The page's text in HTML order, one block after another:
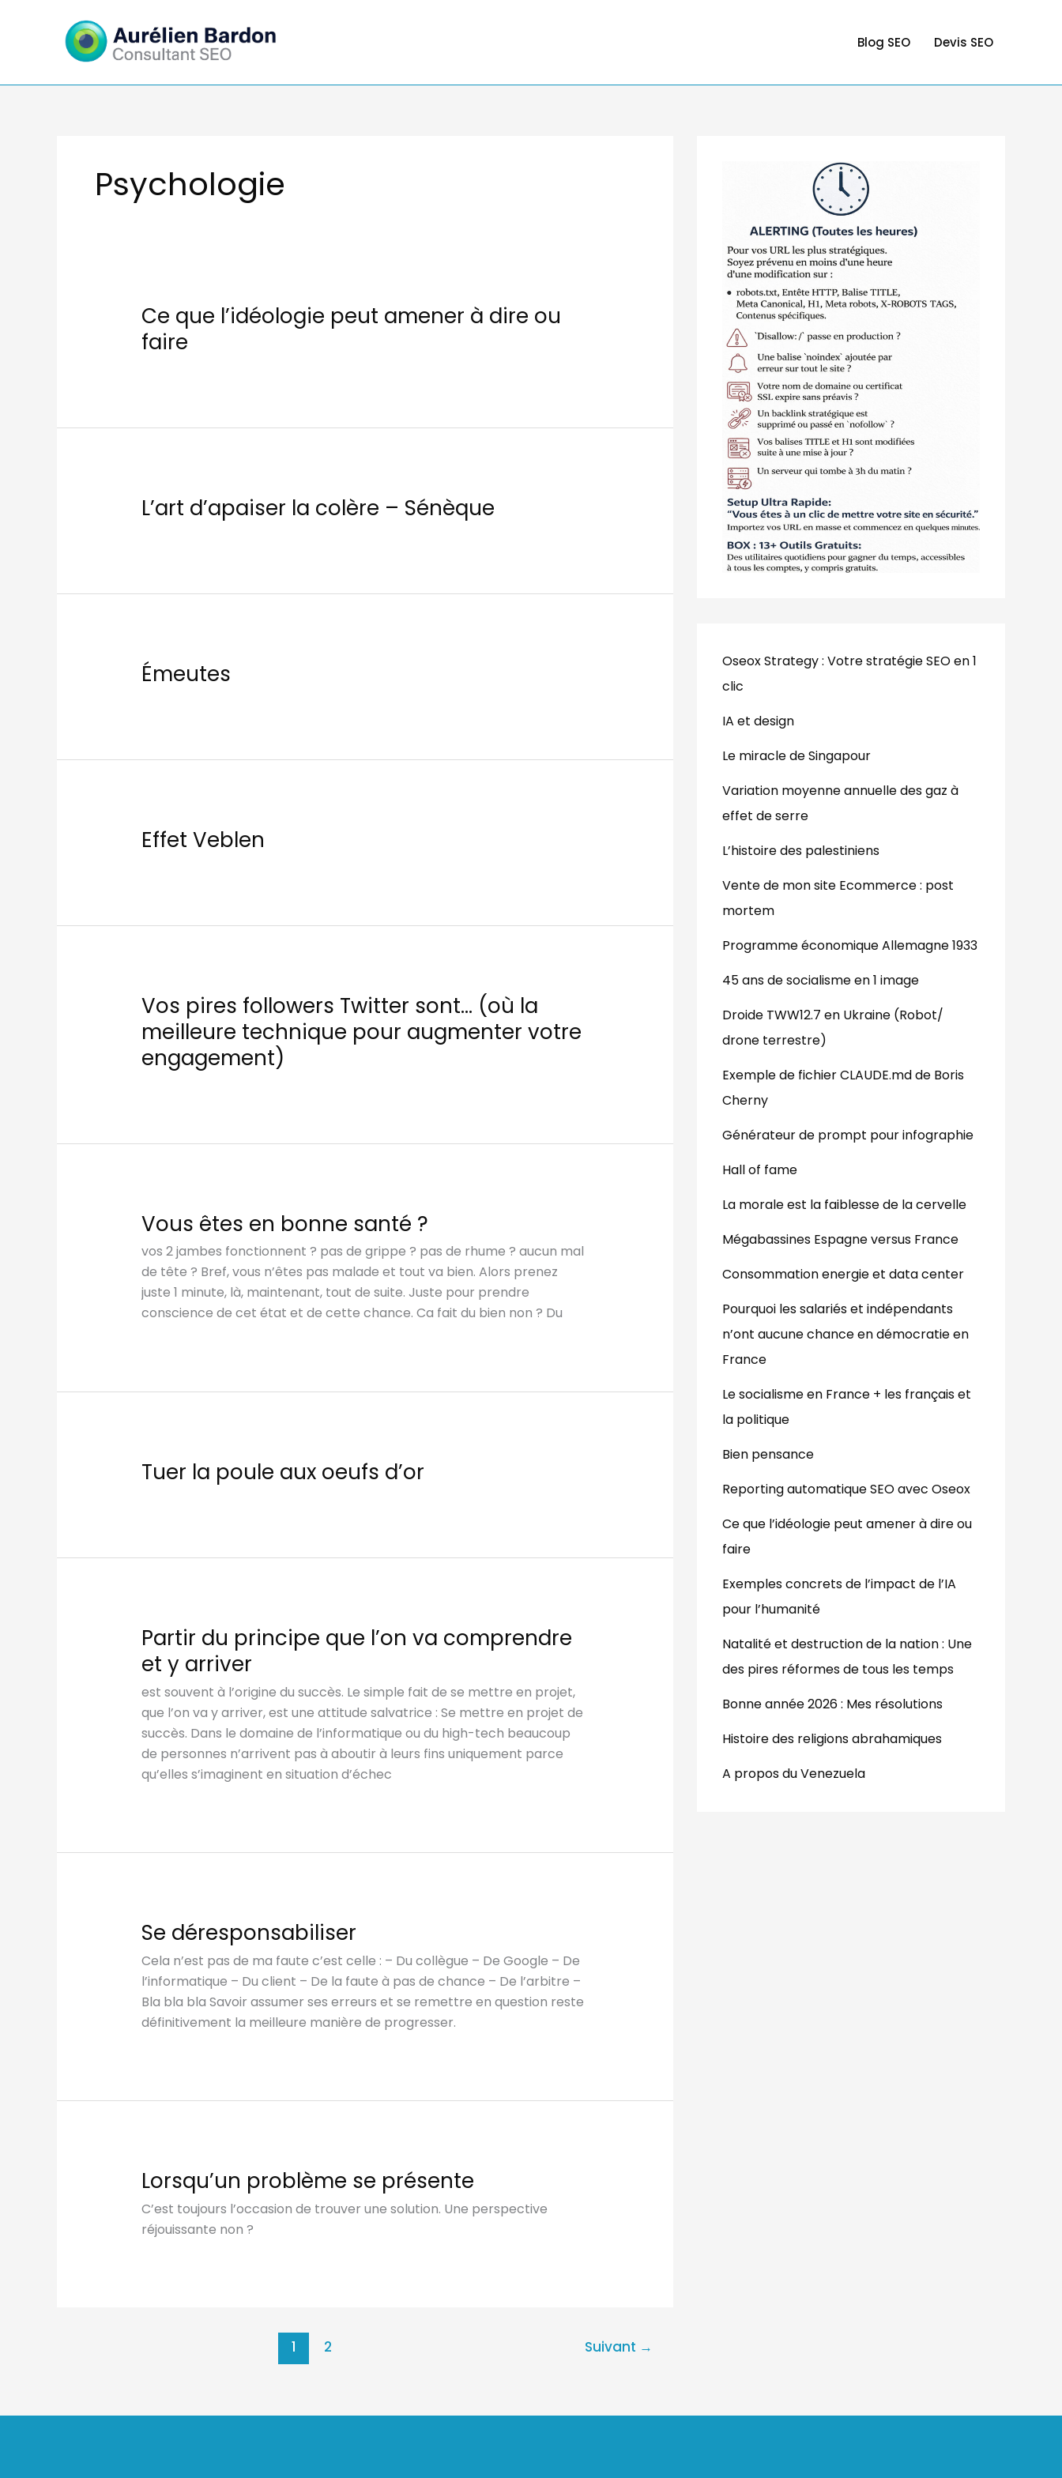
Blog SEO Devis SEO
Psychologie
Ce que l’idéologie peut amener à dire ou
faire
L’art d’apaiser la colère – Sénèque
Émeutes
Effet Veblen
Vos pires followers Twitter sont… (où la
meilleure technique pour augmenter votre
engagement)
Vous êtes en bonne santé ?
vos 2 jambes fonctionnent ? pas de grippe ? pas de rhume ? aucun mal
de tête ? Bref, vous n’êtes pas malade et tout va bien. Alors prenez
juste 1 minute, là, maintenant, tout de suite. Juste pour prendre
conscience de cet état et de cette chance. Ca fait du bien non ? Du
Tuer la poule aux oeufs d’or
Partir du principe que l’on va comprendre
et y arriver
est souvent à l’origine du succès. Le simple fait de se mettre en projet,
que l’on va y arriver, est une attitude salvatrice : Se mettre en projet de
succès. Dans le domaine de l’informatique ou du high-tech beaucoup
de personnes n’arrivent pas à aboutir à leurs fins uniquement parce
qu’elles s’imaginent en situation d’échec
Se déresponsabiliser
Cela n’est pas de ma faute c’est celle : – Du collègue – De Google – De
l’informatique – Du client – De la faute à pas de chance – De l’arbitre –
Bla bla bla Savoir assumer ses erreurs et se remettre en question reste
définitivement la meilleure manière de progresser.
Lorsqu’un problème se présente
C’est toujours l’occasion de trouver une solution. Une perspective
réjouissante non ?
1 2 Suivant →
Oseox Strategy : Votre stratégie SEO en 1
clic
IA et design
Le miracle de Singapour
Variation moyenne annuelle des gaz à
effet de serre
L’histoire des palestiniens
Vente de mon site Ecommerce : post
mortem
Programme économique Allemagne 1933
45 ans de socialisme en 1 image
Droide TWW12.7 en Ukraine (Robot/
drone terrestre)
Exemple de fichier CLAUDE.md de Boris
Cherny
Générateur de prompt pour infographie
Hall of fame
La morale est la faiblesse de la cervelle
Mégabassines Espagne versus France
Consommation energie et data center
Pourquoi les salariés et indépendants
n’ont aucune chance en démocratie en
France
Le socialisme en France + les français et
la politique
Bien pensance
Reporting automatique SEO avec Oseox
Ce que l’idéologie peut amener à dire ou
faire
Exemples concrets de l’impact de l’IA
pour l’humanité
Natalité et destruction de la nation : Une
des pires réformes de tous les temps
Bonne année 2026 : Mes résolutions
Histoire des religions abrahamiques
A propos du Venezuela